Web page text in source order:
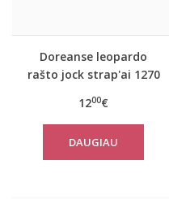
Doreanse leopardo
rašto jock strap'ai 1270
1200€
DAUGIAU